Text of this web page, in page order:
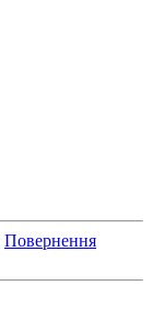
Повернення